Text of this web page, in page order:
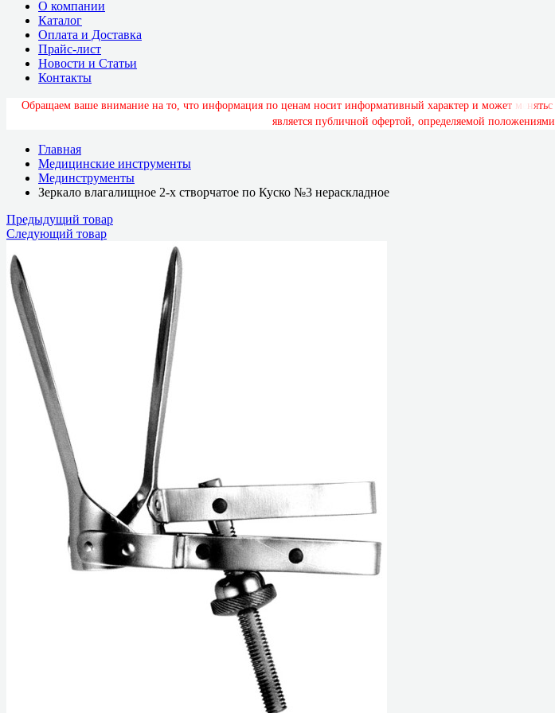
О компании
Каталог
Оплата и Доставка
Прайс-лист
Новости и Статьи
Контакты
Обращаем ваше внимание на то, что информация по ценам носит информативный характер и может м няться
является публичной офертой, определяемой положениями
Главная
Медицинские инструменты
Мединструменты
Зеркало влагалищное 2-х створчатое по Куско №3 нераскладное
Предыдущий товар
Следующий товар